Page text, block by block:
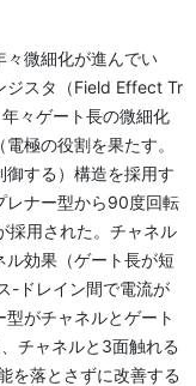
々微細化が進んでい
ジスタ（Field Effect Tr
々ゲート長の微細化
極の役割を果たす。
する）構造を採用す
レナー型から90度回転
採用された。チャネル
効果（ゲート長が短
-ドレイン間で電流が
がチャネルとゲート
チャネルと3面触れる
を落とさずに改善する